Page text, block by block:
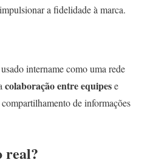
a fidelidade à marca.
intername como uma rede
colaboração entre equipese
de informações
real?